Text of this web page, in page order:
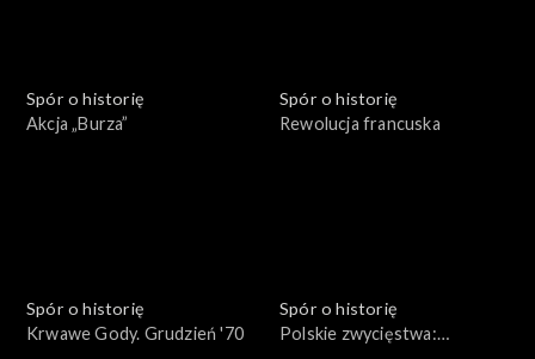
Spór o historię
Akcja „Burza”
Spór o historię
Rewolucja francuska
Spór o historię
Krwawe Gody. Grudzień '70
Spór o historię
Polskie zwycięstwa: